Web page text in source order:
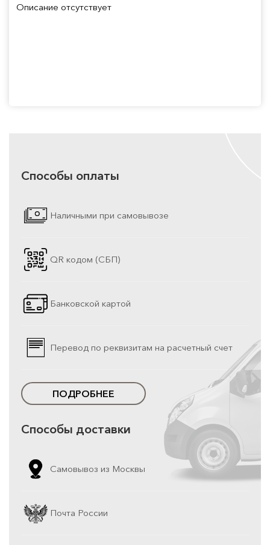
Описание отсутствует
Способы оплаты
Наличными при самовывозе
QR кодом (СБП)
Банковской картой
Перевод по реквизитам на расчетный счет
ПОДРОБНЕЕ
Способы доставки
Самовывоз из Москвы
Почта России